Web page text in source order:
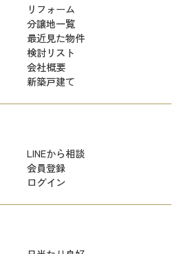
リフォーム
分譲地一覧
最近見た物件
検討リスト
会社概要
新築戸建て
LINEから相談
会員登録
ログイン